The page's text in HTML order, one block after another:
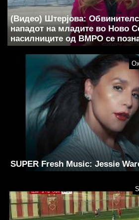
(Видео) Штерјова:
нападот на младите во Ново
насилниците од ВМРО се
SUPER Fresh Music: Jessie